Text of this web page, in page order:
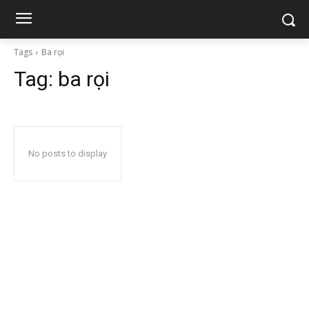
Tags Ba rọi
Tag: ba rọi
No posts to display